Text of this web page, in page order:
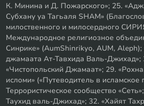
К. Минина и Д. Пожарского»; 25.
Субхану уа Тагьаля SHAM»
милоственного и милосердного
Международное религиозное
Синрике» (AumShinrikyo, AUM,
джамаата Ат-Тавхида Валь-Джихад»;
«Чистопольский Джамаат»; 29.
исломи» («Путеводитель в исламское
Террористическое сообщество
Таухид валь-Джихад»; 32. «Хайят